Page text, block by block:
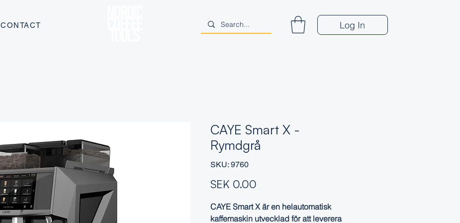
CONTACT Log In
CAYE Smart X -
Rymdgrå
SKU: 9760
SEK 0.00
CAYE Smart X är en helautomatisk
kaffemaskin utvecklad för att leverera